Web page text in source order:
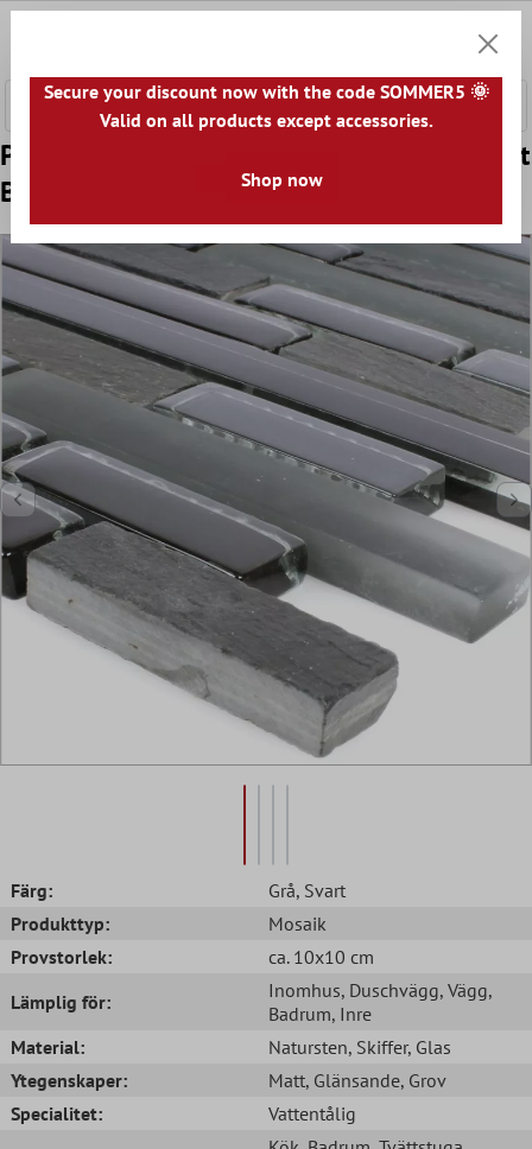
Prov Mosaik Apollo Natursten Glasmix Svart
Brick
Färg: Grå, Svart
Produkttyp:
Mosaik
Provstorlek:
ca. 10x10 cm
Lämplig för:
Inomhus, Duschvägg, Vägg,
Badrum, Inre
Material:
Natursten, Skiffer, Glas
Ytegenskaper:
Matt, Glänsande, Grov
Specialitet:
Vattentålig
Secure your discount now with the code SOMMER5 🌞
Valid on all products except accessories.
Shop now